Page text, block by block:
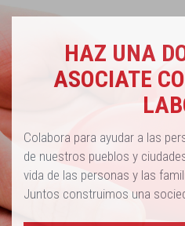
HAZ UNA
ASOCIATE
Colabora para ayudar a las
de nuestros pueblos y
vida de las personas y las
Juntos construimos una